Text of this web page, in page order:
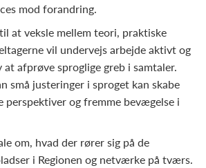
mod forandring.
at veksle mellem teori, praktiske
vil undervejs arbejde aktivt og
afprøve sproglige greb i samtaler.
små justeringer i sproget kan skabe
perspektiver og fremme bevægelse i
om, hvad der rører sig på de
i Regionen og netværke på tværs.